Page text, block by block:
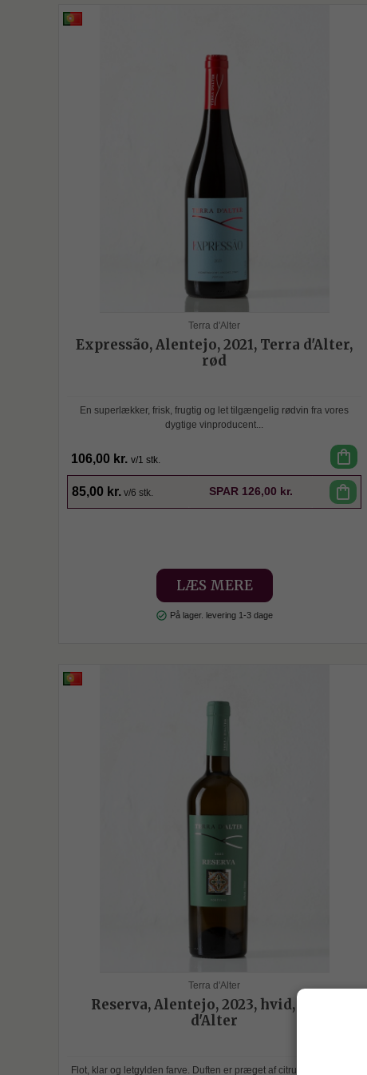
Terra d'Alter
Expressão, Alentejo, 2021, Terra d'Alter,
rød
En superlækker, frisk, frugtig og let tilgængelig rødvin fra vores
dygtige vinproducent...
106,00 kr. v/1 stk. shopping_bag
85,00 kr. v/6 stk. SPAR126,00 kr. shopping_bag
LÆS MERE
check_circle På lager. levering 1-3 dage
Terra d'Alter
Reserva, Alentejo, 2023, hvid, Terra
d'Alter
Flot, klar og letgylden farve. Duften er præget af citrusfrugt, fersken